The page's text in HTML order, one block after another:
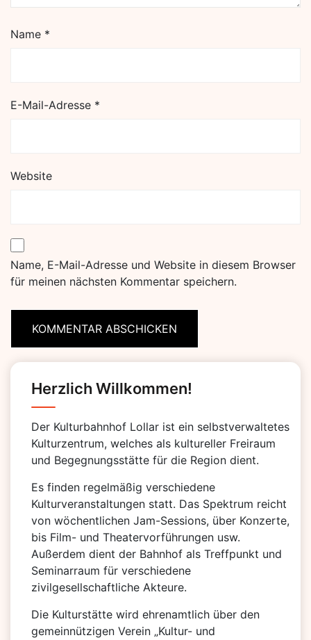
Name *
E-Mail-Adresse *
Website
Name, E-Mail-Adresse und Website in diesem Browser
für meinen nächsten Kommentar speichern.
Herzlich Willkommen!
Der Kulturbahnhof Lollar ist ein selbstverwaltetes
Kulturzentrum, welches als kultureller Freiraum
und Begegnungsstätte für die Region dient.
Es finden regelmäßig verschiedene
Kulturveranstaltungen statt. Das Spektrum reicht
von wöchentlichen Jam-Sessions, über Konzerte,
bis Film- und Theatervorführungen usw.
Außerdem dient der Bahnhof als Treffpunkt und
Seminarraum für verschiedene
zivilgesellschaftliche Akteure.
Die Kulturstätte wird ehrenamtlich über den
gemeinnützigen Verein „Kultur- und